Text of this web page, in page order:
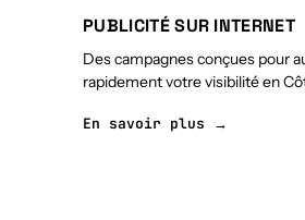
PUBLICITÉ SUR INTERNET
Des campagnes conçues pour
rapidement votre visibilité en
En savoir plus →